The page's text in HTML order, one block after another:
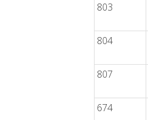
803
804
807
674